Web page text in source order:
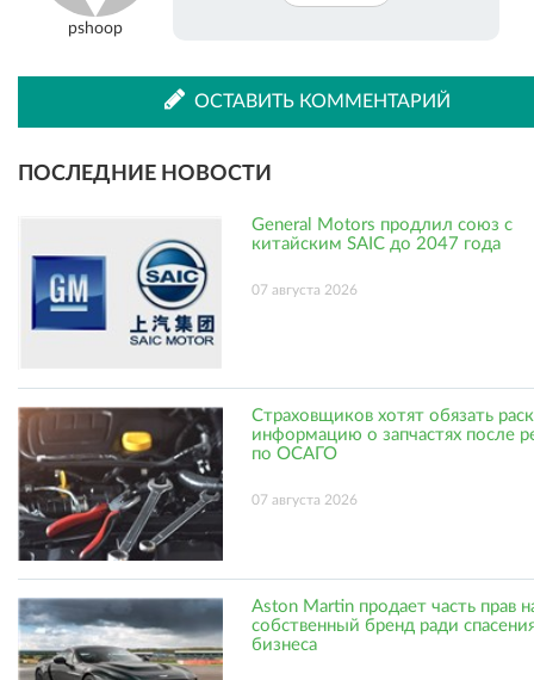
pshoop
ОСТАВИТЬ КОММЕНТАРИЙ
ПОСЛЕДНИЕ НОВОСТИ
General Motors продлил союз с
китайским SAIC до 2047 года
07 августа 2026
Страховщиков хотят обязать
информацию о запчастях после
по ОСАГО
07 августа 2026
Aston Martin продает часть прав
собственный бренд ради
бизнеса